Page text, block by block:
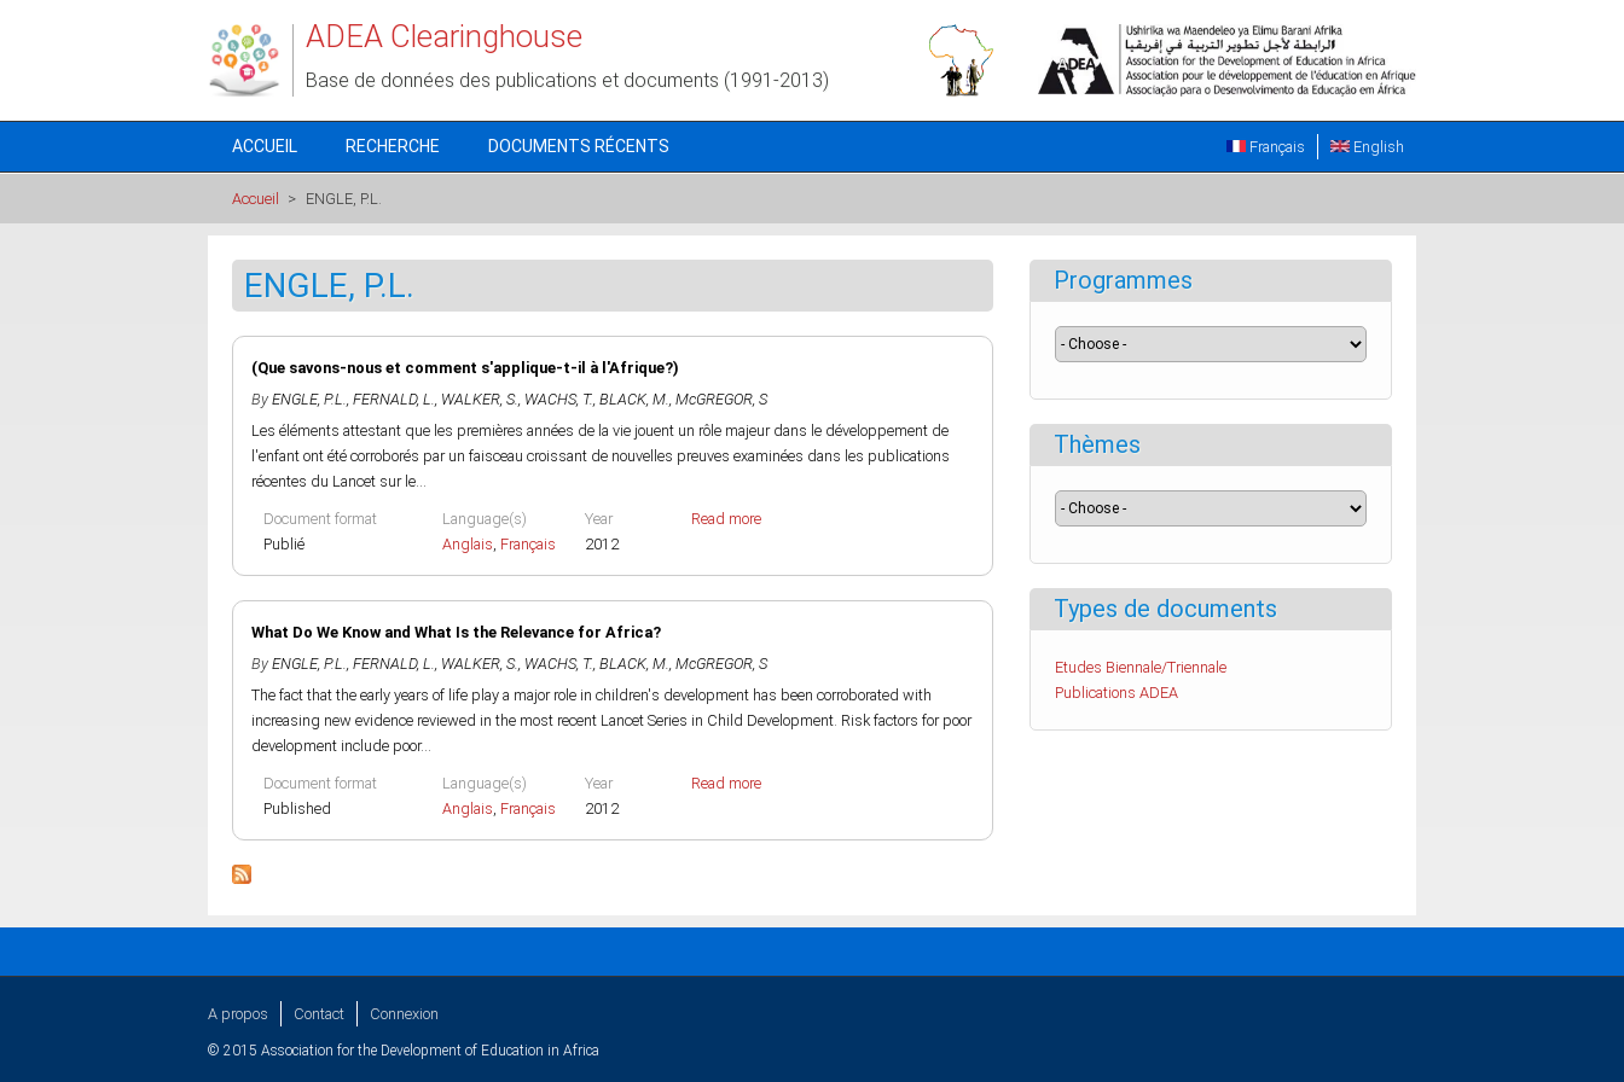
ADEA Clearinghouse
Base de données des publications et documents (1991-2013)
ACCUEIL RECHERCHE DOCUMENTS RÉCENTS English
Français
Accueil > ENGLE, P.L.
ENGLE, P.L.
(Que savons-nous et comment s'applique-t-il à l'Afrique?)
By ENGLE, P.L., FERNALD, L., WALKER, S., WACHS, T., BLACK, M., McGREGOR, S
Les éléments attestant que les premières années de la vie jouent un rôle majeur dans le développement de
l'enfant ont été corroborés par un faisceau croissant de nouvelles preuves examinées dans les publications
récentes du Lancet sur le...
Document format
Publié
Language(s)
Anglais, Français
Year
2012
Read more
What Do We Know and What Is the Relevance for Africa?
By ENGLE, P.L., FERNALD, L., WALKER, S., WACHS, T., BLACK, M., McGREGOR, S
The fact that the early years of life play a major role in children's development has been corroborated with
increasing new evidence reviewed in the most recent Lancet Series in Child Development. Risk factors for poor
development include poor...
Document format
Published
Language(s)
Anglais, Français
Year
2012
Read more
Programmes
Thèmes
Types de documents
Etudes Biennale/Triennale
Publications ADEA
A propos Contact Connexion
© 2015 Association for the Development of Education in Africa